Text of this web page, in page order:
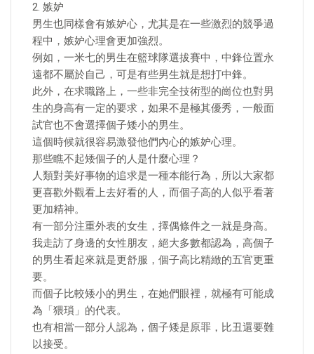
2. 嫉妒
男生也同樣會有嫉妒心，尤其是在一些激烈的競爭過
程中，嫉妒心理會更加強烈。
例如，一米七的男生在籃球隊選拔賽中，中鋒位置永
遠都不屬於自己，可是有些男生就是想打中鋒。
此外，在求職路上，一些非完全技術型的崗位也對男
生的身高有一定的要求，如果不是極其優秀，一般面
試官也不會選擇個子矮小的男生。
這個時候就很容易激發他們內心的嫉妒心理。
那些瞧不起矮個子的人是什麼心理？
人類對美好事物的追求是一種本能行為，所以大家都
更喜歡外觀看上去好看的人，而個子高的人似乎看著
更加精神。
有一部分注重外表的女生，擇偶條件之一就是身高。
我走訪了身邊的女性朋友，絕大多數都認為，高個子
的男生看起來就是更舒服，個子高比精緻的五官更重
要。
而個子比較矮小的男生，在她們眼裡，就極有可能成
為「猥瑣」的代表。
也有相當一部分人認為，個子矮是原罪，比丑還要難
以接受。